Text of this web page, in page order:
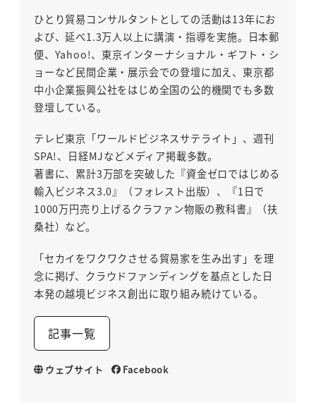
ひとり貿易コンサルタントとしての活動は13年にお
よび、延べ1.3万人以上に講演・指導を実施。日本郵
便、Yahoo!、東京インターナショナル・ギフト・シ
ョーなど民間企業・展示会での登壇に加え、東京都
中小企業振興公社をはじめ全国の公的機関でも多数
登壇している。
テレビ東京「ワールドビジネスサテライト」、週刊
SPA!、日経MJなどメディア掲載多数。
著書に、累計3万部を突破した『資金ゼロではじめる
輸入ビジネス3.0』（フォレスト出版）、『1日で
1000万円売り上げるクラファン物販の教科書』（扶
桑社）など。
「セカイをワクワクさせる貿易家を生み出す」を理
念に掲げ、クラウドファンディングを基点とした日
本発の越境ビジネス創出に取り組み続けている。
記事一覧
ウェブサイト Facebook